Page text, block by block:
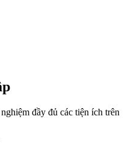
đầy đủ các tiện ích trên